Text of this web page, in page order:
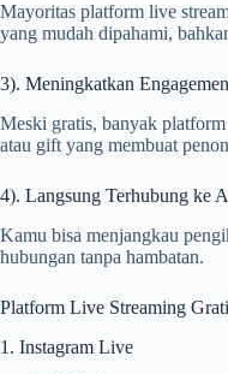
Mayoritas platform live
yang mudah dipahami,
3). Meningkatkan
Meski gratis, banyak
atau gift yang membuat
4). Langsung Terhubung ke
Kamu bisa menjangkau
hubungan tanpa hambatan.
Platform Live Streaming
1. Instagram Live